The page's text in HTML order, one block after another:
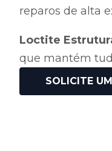
reparos de alta
Loctite
que mantém
SOLICITE